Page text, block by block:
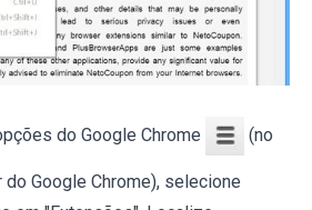
do Google Chrome (no
Google Chrome), selecione